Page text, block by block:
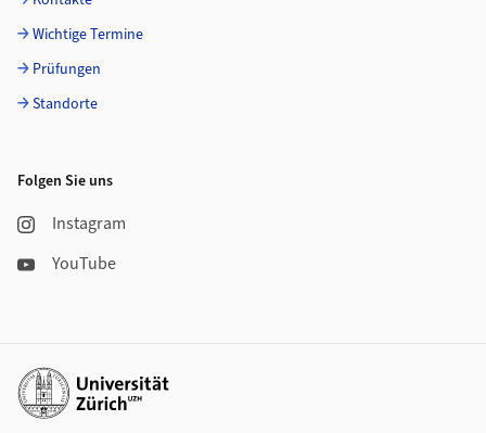
Wichtige Termine
Prüfungen
Standorte
Folgen Sie uns
Instagram
YouTube
Weiterführende Links